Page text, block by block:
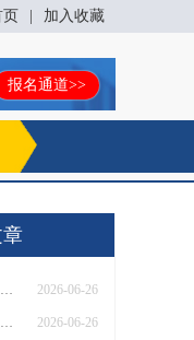
加入收藏
报名通道>>
2026广东幼儿园教师资格证网上报名官网入口 2026-06-26
幼儿园教师资格证怎么报名2026 附官方入口 2026-06-26